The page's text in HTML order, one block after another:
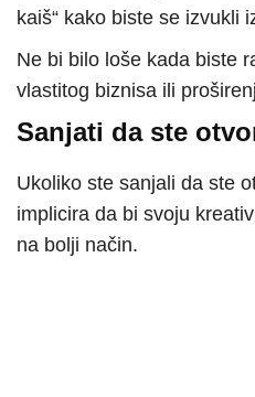
kaiš“ kako biste se izvukli
Ne bi bilo loše kada biste
vlastitog biznisa ili
Sanjati da ste
Ukoliko ste sanjali da ste
implicira da bi svoju
na bolji način.